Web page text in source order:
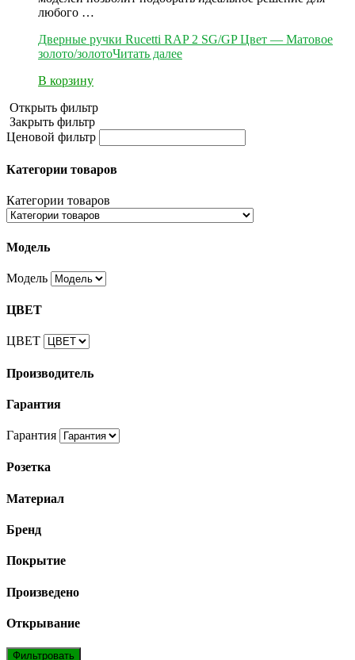
любого …
Дверные ручки Rucetti RAP 2 SG/GP Цвет — Матовое
золото/золотоЧитать далее
В корзину
Открыть фильтр
Закрыть фильтр
Ценовой фильтр
Категории товаров
Категории товаров
Модель
Модель
ЦВЕТ
ЦВЕТ
Производитель
Гарантия
Гарантия
Розетка
Материал
Бренд
Покрытие
Произведено
Открывание
Фильтровать